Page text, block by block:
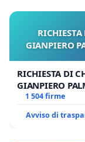
GIANPIERO
RICHIESTA DI
GIANPIERO
1 504 firme
Avviso di